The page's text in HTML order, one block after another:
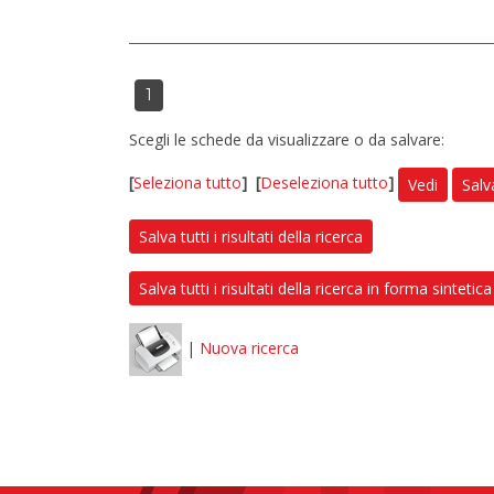
1
Scegli le schede da visualizzare o da salvare:
[Seleziona tutto] [Deseleziona tutto] Vedi
Salva tutti i risultati della ricerca
Salva tutti i risultati della ricerca in forma sintetica
| Nuova ricerca